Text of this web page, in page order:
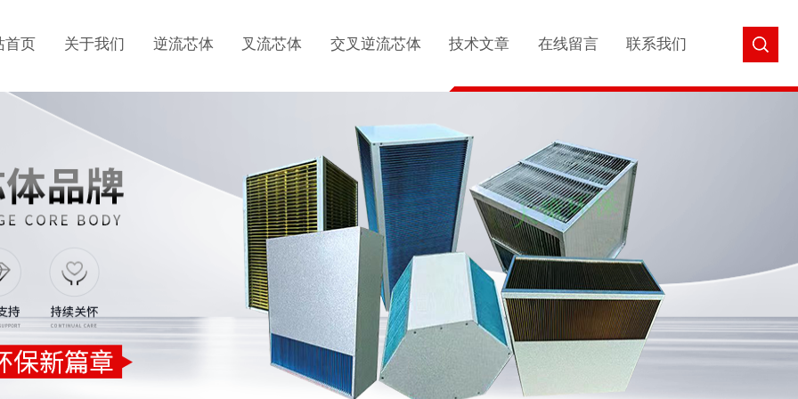
首页 关于我们 逆流芯体 叉流芯体 交叉逆流芯体 技术文章 在线留言 联系我们